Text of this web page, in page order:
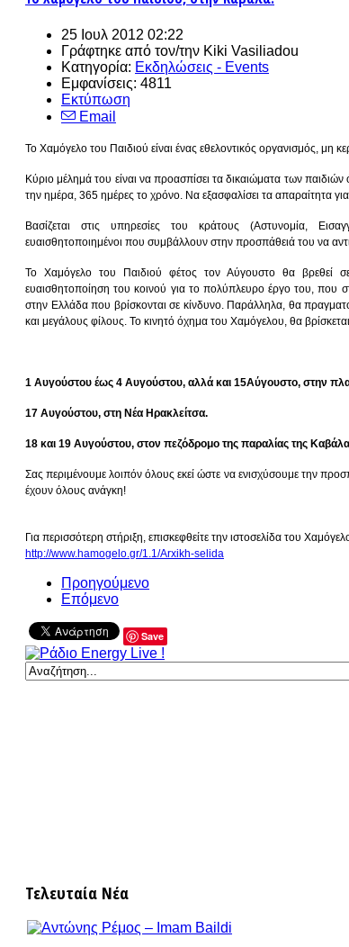
25 Ιουλ 2012 02:22
Γράφτηκε από τον/την Kiki Vasiliadou
Κατηγορία: Εκδηλώσεις - Events
Εμφανίσεις: 4811
Εκτύπωση
Email
Το Χαμόγελο του Παιδιού είναι ένας εθελοντικός οργανισμός, μη
Κύριο μέλημά του είναι να προασπίσει τα δικαιώματα των
την ημέρα, 365 ημέρες το χρόνο. Να εξασφαλίσει τα απαραίτητα
Βασίζεται στις υπηρεσίες του κράτους (Αστυνομία,
ευαισθητοποιημένοι που συμβάλλουν στην προσπάθειά του να
Το Χαμόγελο του Παιδιού φέτος τον Αύγουστο θα βρεθεί
ευαισθητοποίηση του κοινού για το πολύπλευρο έργο του, που
στην Ελλάδα που βρίσκονται σε κίνδυνο. Παράλληλα, θα
και μεγάλους φίλους. Το κινητό όχημα του Χαμόγελου, θα
1 Αυγούστου έως 4 Αυγούστου, αλλά και 15Αύγουστο, στην
17 Αυγούστου, στη Νέα Ηρακλείτσα.
18 και 19 Αυγούστου, στον πεζόδρομο της παραλίας της
Σας περιμένουμε λοιπόν όλους εκεί ώστε να ενισχύσουμε την
έχουν όλους ανάγκη!
Για περισσότερη στήριξη, επισκεφθείτε την ιστοσελίδα του
http://www.hamogelo.gr/1.1/Arxikh-selida
Προηγούμενο
Επόμενο
Save
Τελευταία Νέα